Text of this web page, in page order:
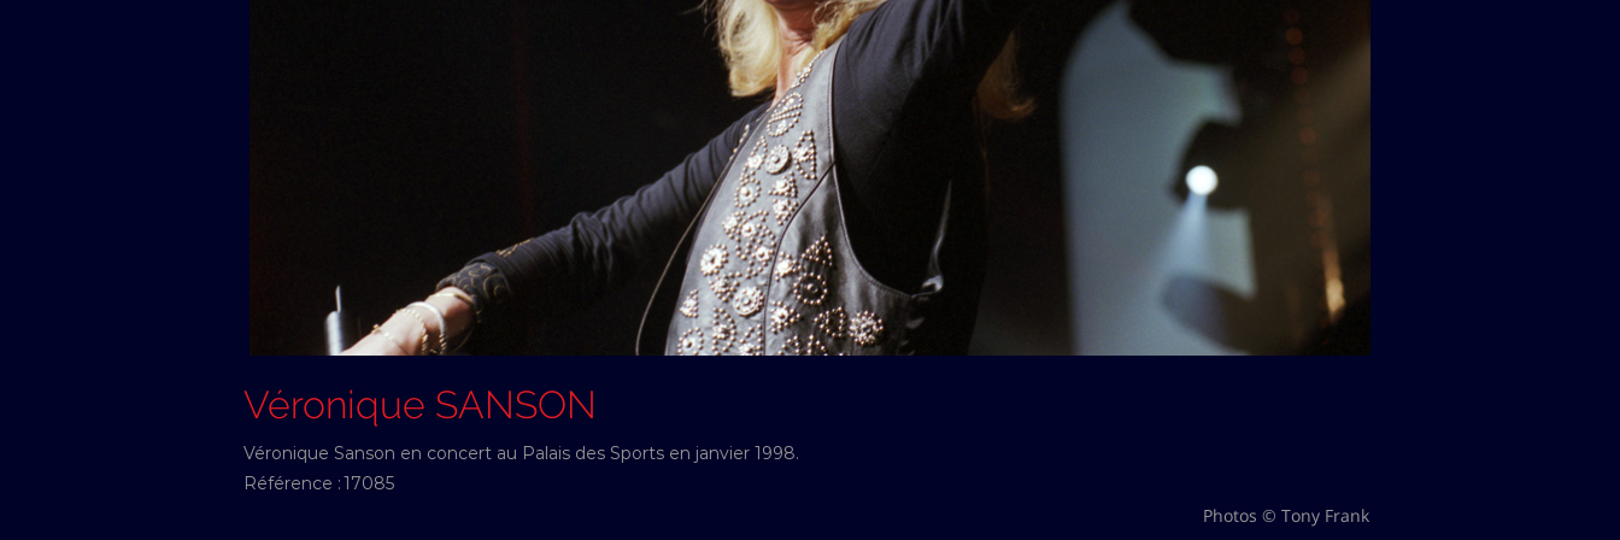
Véronique SANSON
Véronique Sanson en concert au Palais des Sports en janvier 1998.
Référence :17085
Photos © Tony Frank